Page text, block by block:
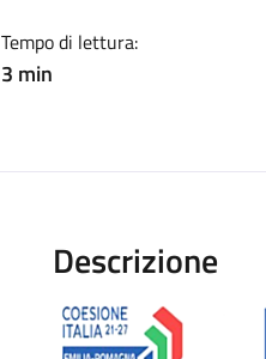
Tempo di lettura:
3 min
Descrizione